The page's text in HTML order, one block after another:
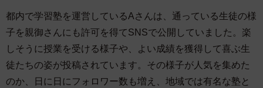
都内で学習塾を運営しているAさんは、通っている生徒の様
子を親御さんにも許可を得てSNSで公開していました。楽
しそうに授業を受ける様子や、よい成績を獲得して喜ぶ生
徒たちの姿が投稿されています。その様子が人気を集めた
のか、日に日にフォロワー数も増え、地域では有名な塾と